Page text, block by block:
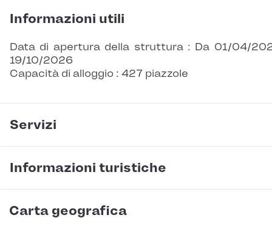
Informazioni utili
Data di apertura della struttura : Da 01/04/
19/10/2026
Capacità di alloggio : 427 piazzole
Servizi
Informazioni turistiche
Carta geografica